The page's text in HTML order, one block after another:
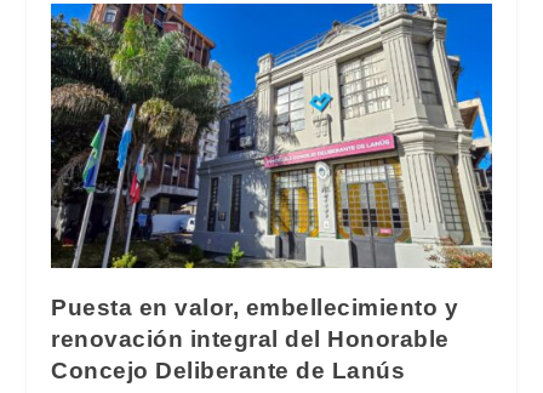
Puesta en valor, embellecimiento y
renovación integral del Honorable
Concejo Deliberante de Lanús